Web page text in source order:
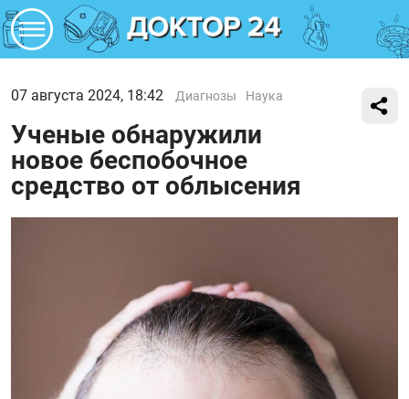
07 августа 2024, 18:42 Диагнозы Наука
Ученые обнаружили
новое беспобочное
средство от облысения